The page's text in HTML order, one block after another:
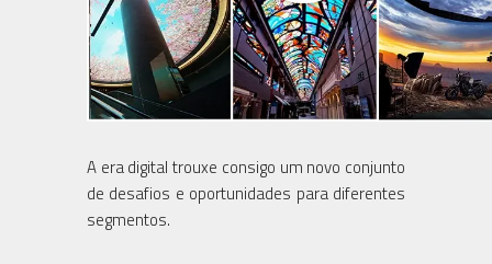
A era digital trouxe consigo um novo conjunto
de desafios e oportunidades para diferentes
segmentos.